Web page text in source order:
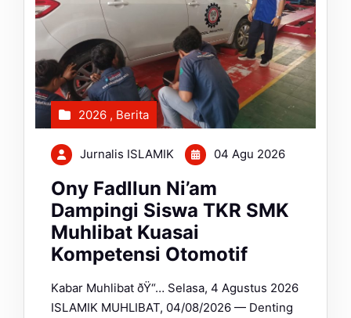
2026 , Berita
Jurnalis ISLAMIK 04 Agu 2026
Ony Fadllun Ni’am
Dampingi Siswa TKR SMK
Muhlibat Kuasai
Kompetensi Otomotif
Kabar Muhlibat ðŸ“… Selasa, 4 Agustus 2026
ISLAMIK MUHLIBAT, 04/08/2026 — Denting